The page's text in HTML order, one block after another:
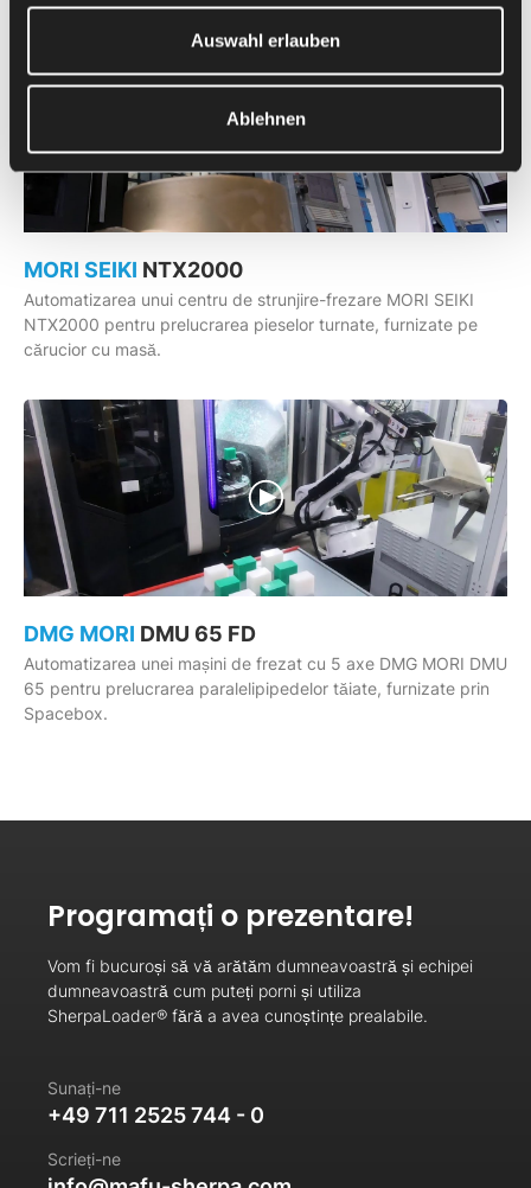
Auswahl erlauben
Ablehnen
MORI SEIKI NTX2000
Automatizarea unui centru de strunjire-frezare MORI SEIKI
NTX2000 pentru prelucrarea pieselor turnate, furnizate pe
cărucior cu masă.
DMG MORI DMU 65 FD
Automatizarea unei mașini de frezat cu 5 axe DMG MORI DMU
65 pentru prelucrarea paralelipipedelor tăiate, furnizate prin
Spacebox.
Programați o prezentare!
Vom fi bucuroși să vă arătăm dumneavoastră și echipei
dumneavoastră cum puteți porni și utiliza
SherpaLoader® fără a avea cunoștințe prealabile.
Sunați-ne
+49 711 2525 744 - 0
Scrieți-ne